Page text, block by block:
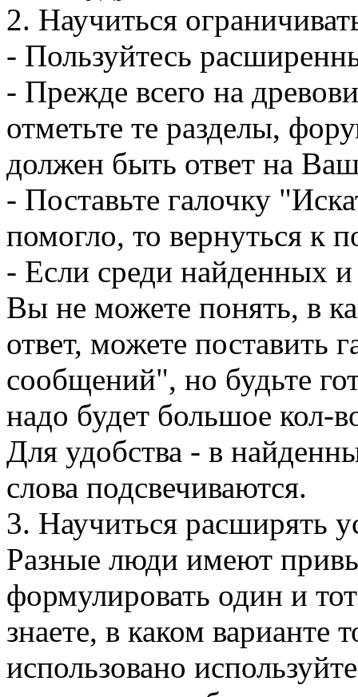
2. Научиться
- Пользуйтесь
- Прежде всего на
отметьте те разделы,
должен быть ответ на
- Поставьте галочку
помогло, то вернуться к
- Если среди найденных
Вы не можете понять, в
ответ, можете поставить
сообщений", но будьте
надо будет большое кол-
Для удобства - в
слова подсвечиваются.
3. Научиться расширять
Разные люди имеют
формулировать один и
знаете, в каком варианте
использовано